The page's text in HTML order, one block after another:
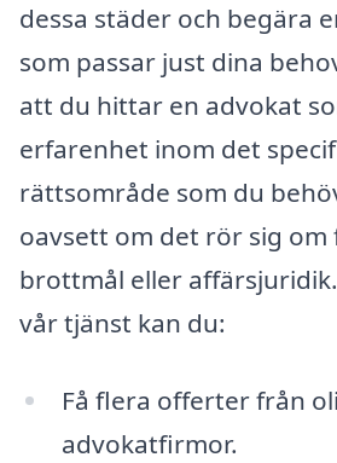
dessa städer och begära
som passar just dina
att du hittar en advokat
erfarenhet inom det
rättsområde som du
oavsett om det rör sig om
brottmål eller
vår tjänst kan du:
Få flera offerter från
advokatfirmor.